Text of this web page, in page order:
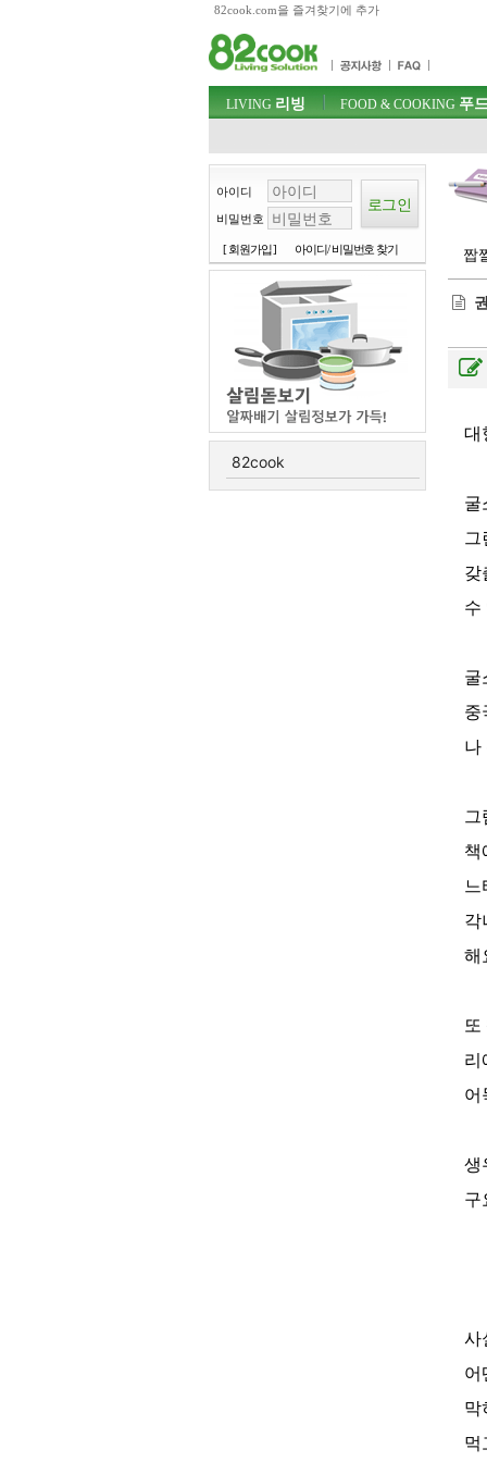
82cook.com을 즐겨찾기에 추가
주메뉴 바로가기
컨텐츠 바로가기
검색 바로가기
로그인 바로가기
주메뉴
LIVING 리빙 FOOD & COOKING 푸
아이디
비밀번호
[ 회원가입 ] 아이디/ 비밀번호 찾기
82cook
짭
대
굴
그
갖
수
굴
중
나
그
책
느
각
해
또
리
어
생
구
사
어
막
먹